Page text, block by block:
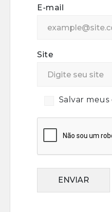
E-mail
Site
Salvar
ENVIAR